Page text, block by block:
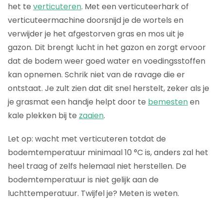
het te verticuteren. Met een verticuteerhark of
verticuteermachine doorsnijd je de wortels en
verwijder je het afgestorven gras en mos uit je
gazon. Dit brengt lucht in het gazon en zorgt ervoor
dat de bodem weer goed water en voedingsstoffen
kan opnemen. Schrik niet van de ravage die er
ontstaat. Je zult zien dat dit snel herstelt, zeker als je
je grasmat een handje helpt door te bemestenen
kale plekken bij te zaaien.
Let op: wacht met verticuteren totdat de
bodemtemperatuur minimaal 10 °C is, anders zal het
heel traag of zelfs helemaal niet herstellen. De
bodemtemperatuur is niet gelijk aan de
luchttemperatuur. Twijfel je? Meten is weten.